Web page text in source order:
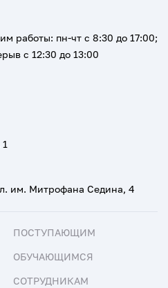
им. Митрофана Седина, 4
работы: пн-чт с 8:30 до 17:00;
с 12:30 до 13:00
ПОСТУПАЮЩИМ
ОБУЧАЮЩИМСЯ
СОТРУДНИКАМ